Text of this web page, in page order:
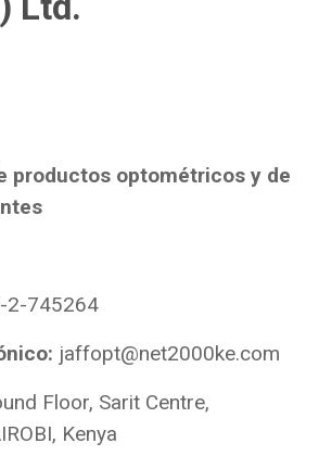
productos optométricos y de
2-745264
jaffopt@net2000ke.com
Floor, Sarit Centre,
Kenya